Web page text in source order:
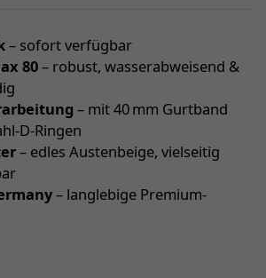
– sofort verfügbar
80– robust, wasserabweisend &
– mit 40 mm Gurtband
D-Ringen
– edles Austenbeige, vielseitig
– langlebige Premium-